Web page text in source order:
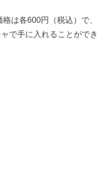
格は各600円（税込）で、
で手に入れることができ